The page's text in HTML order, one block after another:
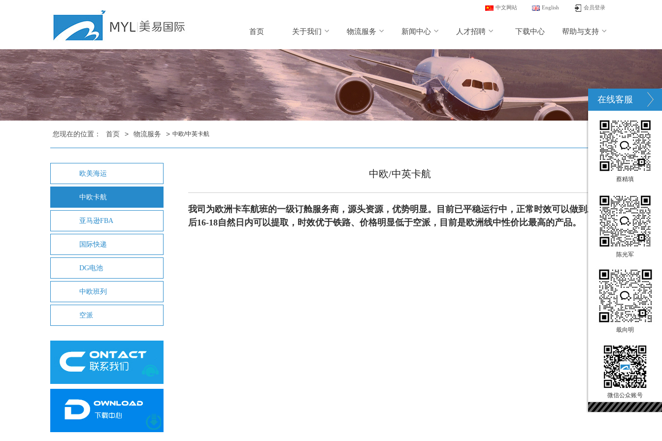
中文网站 English 会员登录
首页 关于我们 物流服务 新闻中心 人才招聘 下载中心 帮助与支持
您现在的位置： 首页 > 物流服务 > 中欧/中英卡航
欧美海运
中欧卡航
亚马逊FBA
国际快递
DG电池
中欧班列
空派
中欧/中英卡航
我司为欧洲卡车航班的一级订舱服务商，源头资源，优势明显。目前已平稳运行中，正常时效可以做到发车
后16-18自然日内可以提取，时效优于铁路、价格明显低于空派，目前是欧洲线中性价比最高的产品。
在线客服
蔡精填
陈光军
戢向明
微信公众账号